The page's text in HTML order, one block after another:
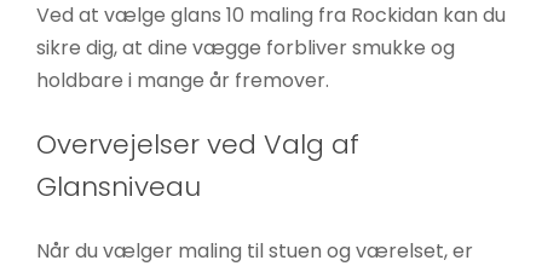
Ved at vælge glans 10 maling fra Rockidan kan du
sikre dig, at dine vægge forbliver smukke og
holdbare i mange år fremover.
Overvejelser ved Valg af
Glansniveau
Når du vælger maling til stuen og værelset, er